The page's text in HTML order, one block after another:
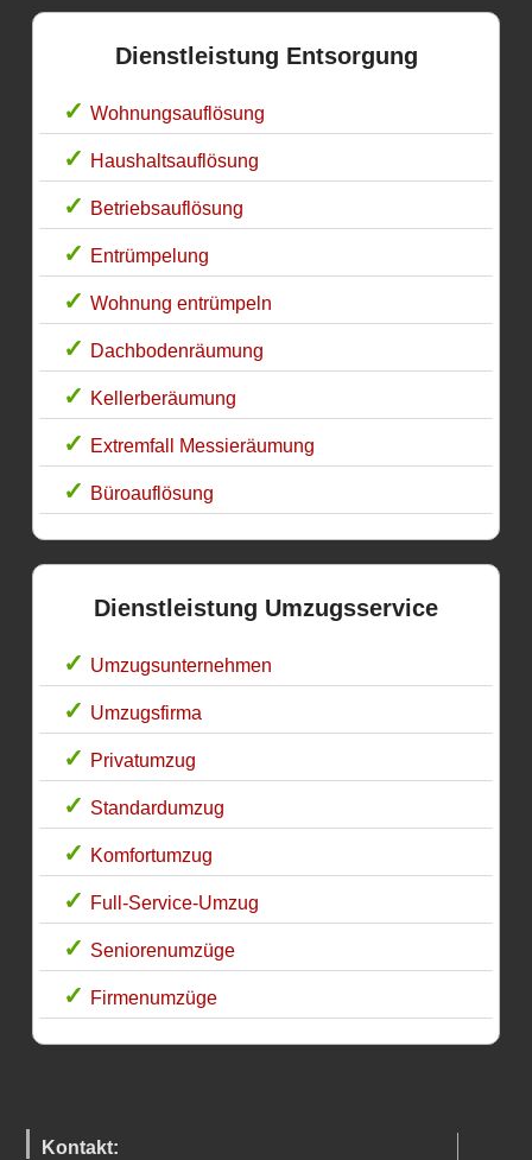
Dienstleistung Entsorgung
Wohnungsauflösung
Haushaltsauflösung
Betriebsauflösung
Entrümpelung
Wohnung entrümpeln
Dachbodenräumung
Kellerberäumung
Extremfall Messieräumung
Büroauflösung
Dienstleistung Umzugsservice
Umzugsunternehmen
Umzugsfirma
Privatumzug
Standardumzug
Komfortumzug
Full-Service-Umzug
Seniorenumzüge
Firmenumzüge
Kontakt: